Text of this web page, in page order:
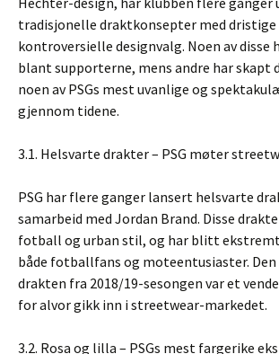
tradisjonelle draktkonsepter med dristige
kontroversielle designvalg. Noen av
blant supporterne, mens andre har skapt
noen av PSGs mest uvanlige og
gjennom tidene.
3.1. Helsvarte drakter – PSG møter
PSG har flere ganger lansert helsvarte
samarbeid med Jordan Brand. Disse
fotball og urban stil, og har blitt
både fotballfans og moteentusiaster.
drakten fra 2018/19-sesongen var et
for alvor gikk inn i streetwear-markedet.
3.2. Rosa og lilla – PSGs mest fargerike